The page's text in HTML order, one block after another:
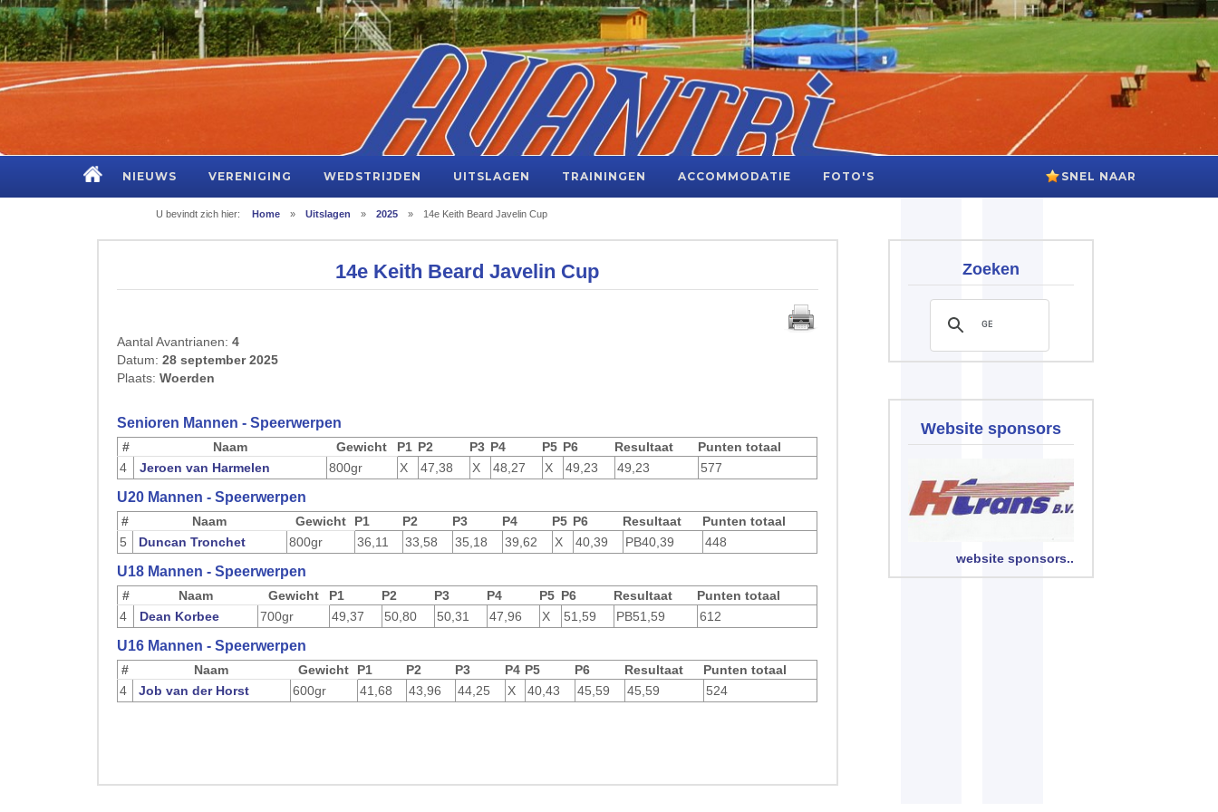
NIEUWS VERENIGING WEDSTRIJDEN UITSLAGEN TRAININGEN ACCOMMODATIE FOTO'S SNEL NAAR
U bevindt zich hier: Home » Uitslagen » 2025 » 14e Keith Beard Javelin Cup
14e Keith Beard Javelin Cup
Aantal Avantrianen: 4
Datum: 28 september 2025
Plaats: Woerden
Senioren Mannen - Speerwerpen
# Naam Gewicht P1 P2 P3 P4 P5 P6 Resultaat
Punten totaal
4
Jeroen van Harmelen 800gr X 47,38 X 48,27 X 49,23 49,23 577
U20 Mannen - Speerwerpen
# Naam Gewicht P1 P2 P3 P4 P5 P6 Resultaat
Punten totaal
5
Duncan Tronchet 800gr 36,11 33,58 35,18 39,62 X 40,39 PB40,39 448
U18 Mannen - Speerwerpen
# Naam Gewicht P1 P2 P3 P4 P5 P6 Resultaat
Punten totaal
4
Dean Korbee 700gr 49,37 50,80 50,31 47,96 X 51,59 PB51,59 612
U16 Mannen - Speerwerpen
# Naam Gewicht P1 P2 P3 P4 P5 P6 Resultaat
Punten totaal
4
Job van der Horst 600gr 41,68 43,96 44,25 X 40,43 45,59 45,59 524
Zoeken
Website sponsors
website sponsors..